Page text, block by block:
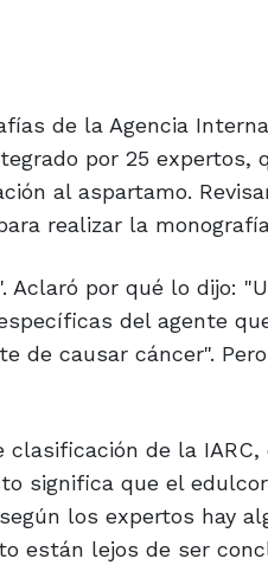
de la Agencia
por 25 expertos,
al aspartamo.
realizar la
Aclaró por qué lo dijo:
del agente
de causar cáncer".
de la IARC,
significa que el
los expertos hay
están lejos de ser